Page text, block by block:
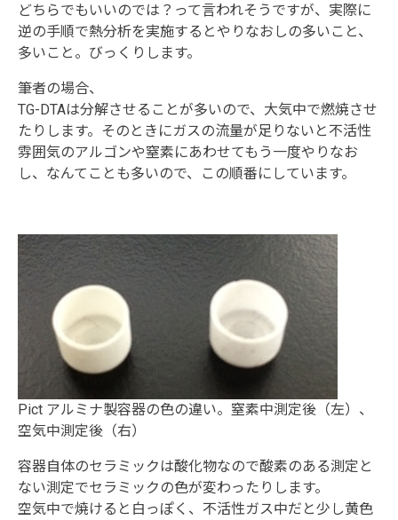
どちらでもいいのでは？って言われそうですが、実際に
逆の手順で熱分析を実施するとやりなおしの多いこと、
多いこと。びっくりします。
筆者の場合、
TG-DTAは分解させることが多いので、大気中で燃焼させ
たりします。そのときにガスの流量が足りないと不活性
雰囲気のアルゴンや窒素にあわせてもう一度やりなお
し、なんてことも多いので、この順番にしています。
Pict アルミナ製容器の色の違い。窒素中測定後（左）、
空気中測定後（右）
容器自体のセラミックは酸化物なので酸素のある測定と
ない測定でセラミックの色が変わったりします。
空気中で焼けると白っぽく、不活性ガス中だと少し黄色